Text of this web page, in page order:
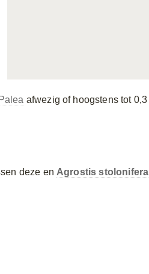
Palea afwezig of hoogstens tot 0,3
deze en Agrostis stolonifera